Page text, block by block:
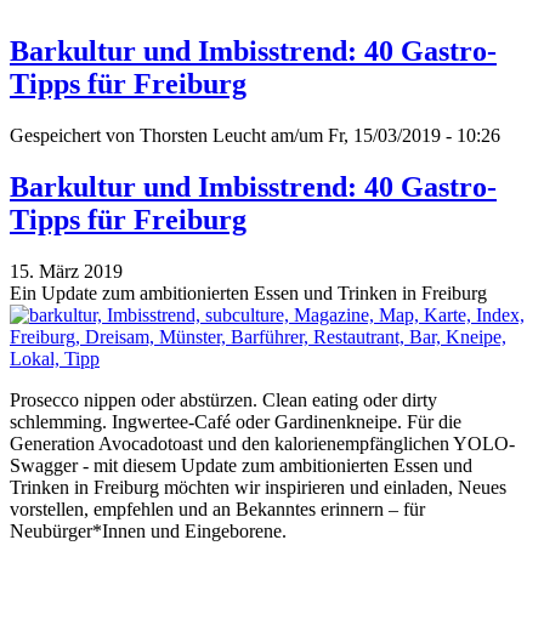
Barkultur und Imbisstrend: 40 Gastro-
Tipps für Freiburg
Gespeichert von Thorsten Leucht am/um Fr, 15/03/2019 - 10:26
Barkultur und Imbisstrend: 40 Gastro-
Tipps für Freiburg
15. März 2019
Ein Update zum ambitionierten Essen und Trinken in Freiburg
Prosecco nippen oder abstürzen. Clean eating oder dirty
schlemming. Ingwertee-Café oder Gardinenkneipe. Für die
Generation Avocadotoast und den kalorienempfänglichen YOLO-
Swagger - mit diesem Update zum ambitionierten Essen und
Trinken in Freiburg möchten wir inspirieren und einladen, Neues
vorstellen, empfehlen und an Bekanntes erinnern – für
Neubürger*Innen und Eingeborene.